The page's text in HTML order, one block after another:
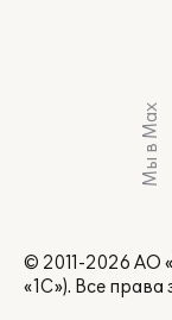
Мы в Max
© 2011-2026 АО
«1С»). Все